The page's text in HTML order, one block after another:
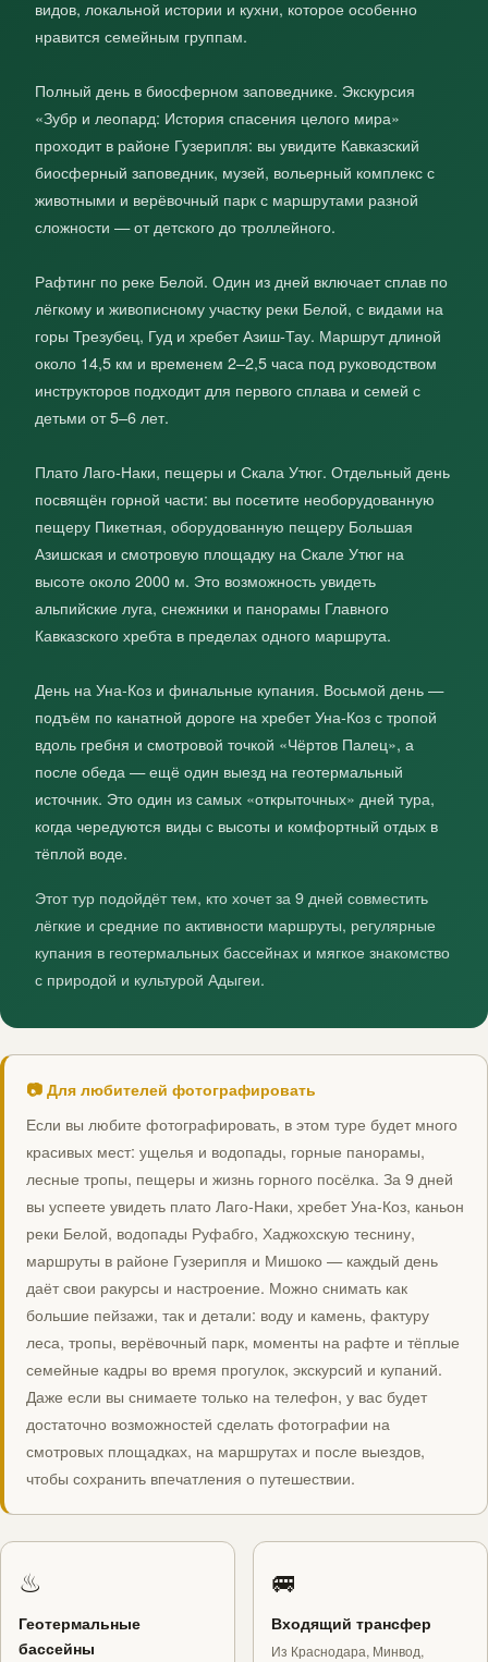
видов, локальной истории и кухни, которое особенно
нравится семейным группам.
Полный день в биосферном заповеднике. Экскурсия
«Зубр и леопард: История спасения целого мира»
проходит в районе Гузерипля: вы увидите Кавказский
биосферный заповедник, музей, вольерный комплекс с
животными и верёвочный парк с маршрутами разной
сложности — от детского до троллейного.
Рафтинг по реке Белой. Один из дней включает сплав по
лёгкому и живописному участку реки Белой, с видами на
горы Трезубец, Гуд и хребет Азиш‑Тау. Маршрут длиной
около 14,5 км и временем 2–2,5 часа под руководством
инструкторов подходит для первого сплава и семей с
детьми от 5–6 лет.
Плато Лаго‑Наки, пещеры и Скала Утюг. Отдельный день
посвящён горной части: вы посетите необорудованную
пещеру Пикетная, оборудованную пещеру Большая
Азишская и смотровую площадку на Скале Утюг на
высоте около 2000 м. Это возможность увидеть
альпийские луга, снежники и панорамы Главного
Кавказского хребта в пределах одного маршрута.
День на Уна‑Коз и финальные купания. Восьмой день —
подъём по канатной дороге на хребет Уна‑Коз с тропой
вдоль гребня и смотровой точкой «Чёртов Палец», а
после обеда — ещё один выезд на геотермальный
источник. Это один из самых «открыточных» дней тура,
когда чередуются виды с высоты и комфортный отдых в
тёплой воде.
Этот тур подойдёт тем, кто хочет за 9 дней совместить
лёгкие и средние по активности маршруты, регулярные
купания в геотермальных бассейнах и мягкое знакомство
с природой и культурой Адыгеи.
📷 Для любителей фотографировать
Если вы любите фотографировать, в этом туре будет много
красивых мест: ущелья и водопады, горные панорамы,
лесные тропы, пещеры и жизнь горного посёлка. За 9 дней
вы успеете увидеть плато Лаго‑Наки, хребет Уна‑Коз, каньон
реки Белой, водопады Руфабго, Хаджохскую теснину,
маршруты в районе Гузерипля и Мишоко — каждый день
даёт свои ракурсы и настроение. Можно снимать как
большие пейзажи, так и детали: воду и камень, фактуру
леса, тропы, верёвочный парк, моменты на рафте и тёплые
семейные кадры во время прогулок, экскурсий и купаний.
Даже если вы снимаете только на телефон, у вас будет
достаточно возможностей сделать фотографии на
смотровых площадках, на маршрутах и после выездов,
чтобы сохранить впечатления о путешествии.
♨
Геотермальные
бассейны
🚐
Входящий трансфер
Из Краснодара, Минвод,